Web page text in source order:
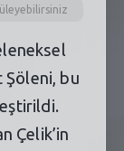
bu
Çelik’in